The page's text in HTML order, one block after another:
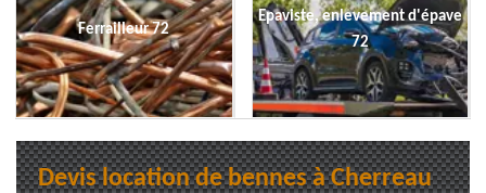
Ferrailleur 72
Epaviste, enlevement d'épave
72
Devis location de bennes à Cherreau